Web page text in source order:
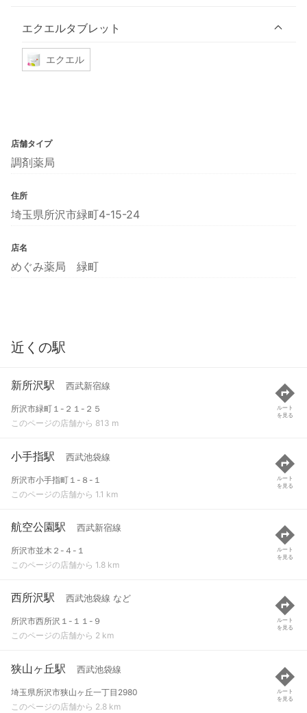
エクエルタブレット
エクエル
店舗タイプ
調剤薬局
住所
埼玉県所沢市緑町4-15-24
店名
めぐみ薬局 緑町
近くの駅
新所沢駅 西武新宿線
所沢市緑町１-２１-２５
このページの店舗から 813 m
ルート
を見る
小手指駅 西武池袋線
所沢市小手指町１-８-１
このページの店舗から 1.1 km
ルート
を見る
航空公園駅 西武新宿線
所沢市並木２-４-１
このページの店舗から 1.8 km
ルート
を見る
西所沢駅 西武池袋線 など
所沢市西所沢１-１１-９
このページの店舗から 2 km
ルート
を見る
狭山ヶ丘駅 西武池袋線
埼玉県所沢市狭山ヶ丘一丁目2980
このページの店舗から 2.8 km
ルート
を見る